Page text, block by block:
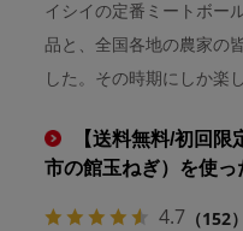
イシイの定番ミートボー
品と、全国各地の農家の
した。その時期にしか楽
【送料無料/初回
市の館玉ねぎ）を使っ
4.7 （152）